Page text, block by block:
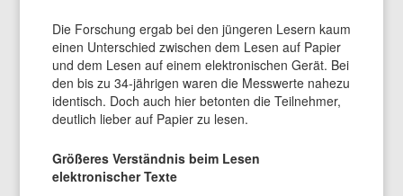
Die Forschung ergab bei den jüngeren Lesern kaum
einen Unterschied zwischen dem Lesen auf Papier
und dem Lesen auf einem elektronischen Gerät. Bei
den bis zu 34-jährigen waren die Messwerte nahezu
identisch. Doch auch hier betonten die Teilnehmer,
deutlich lieber auf Papier zu lesen.
Größeres Verständnis beim Lesen
elektronischer Texte